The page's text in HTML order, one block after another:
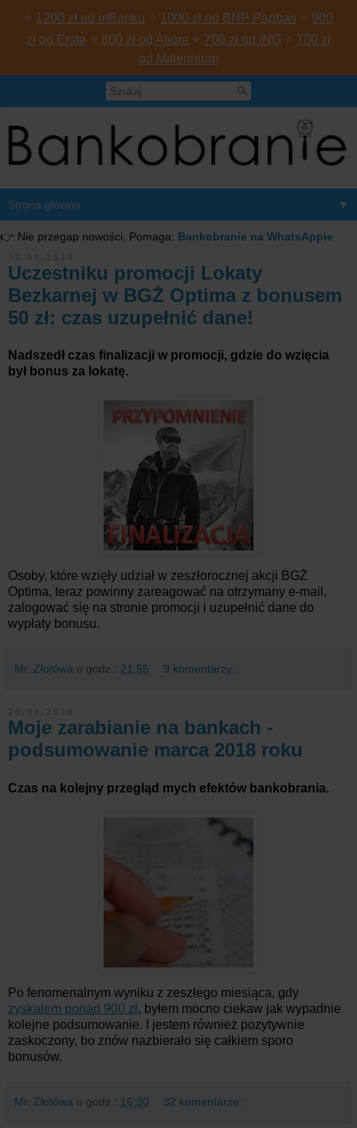
⭐ 1200 zł od mBanku ⭐ 1000 zł od BNP Paribas ⭐ 900
zł od Erste ⭐ 800 zł od Aliora ⭐ 700 zł od ING ⭐ 700 zł
od Millennium
▼
👉 Nie przegap nowości. Pomaga: Bankobranie na WhatsAppie
Uczestniku promocji Lokaty
Bezkarnej w BGŻ Optima z bonusem
50 zł: czas uzupełnić dane!
Nadszedł czas finalizacji w promocji, gdzie do wzięcia
był bonus za lokatę.
Osoby, które wzięły udział w zeszłorocznej akcji BGŻ
Optima, teraz powinny zareagować na otrzymany e-mail,
zalogować się na stronie promocji i uzupełnić dane do
wypłaty bonusu.
Mr. Złotówa o godz.: 21:55 9 komentarzy:
Moje zarabianie na bankach -
podsumowanie marca 2018 roku
Czas na kolejny przegląd mych efektów bankobrania.
Po fenomenalnym wyniku z zeszłego miesiąca, gdy
zyskałem ponad 900 zł , byłem mocno ciekaw jak wypadnie
kolejne podsumowanie. I jestem również pozytywnie
zaskoczony, bo znów nazbierało się całkiem sporo
bonusów.
Mr. Złotówa o godz.: 16:30 32 komentarze: